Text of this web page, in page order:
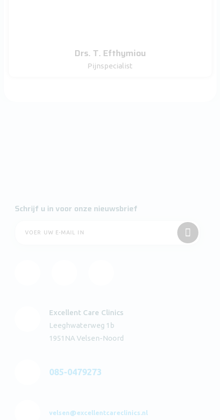
Drs. T. Efthymiou
Pijnspecialist
Schrijf u in voor onze nieuwsbrief
Excellent Care Clinics
Leeghwaterweg 1b
1951NA Velsen-Noord
085-0479273
velsen@excellentcareclinics.nl